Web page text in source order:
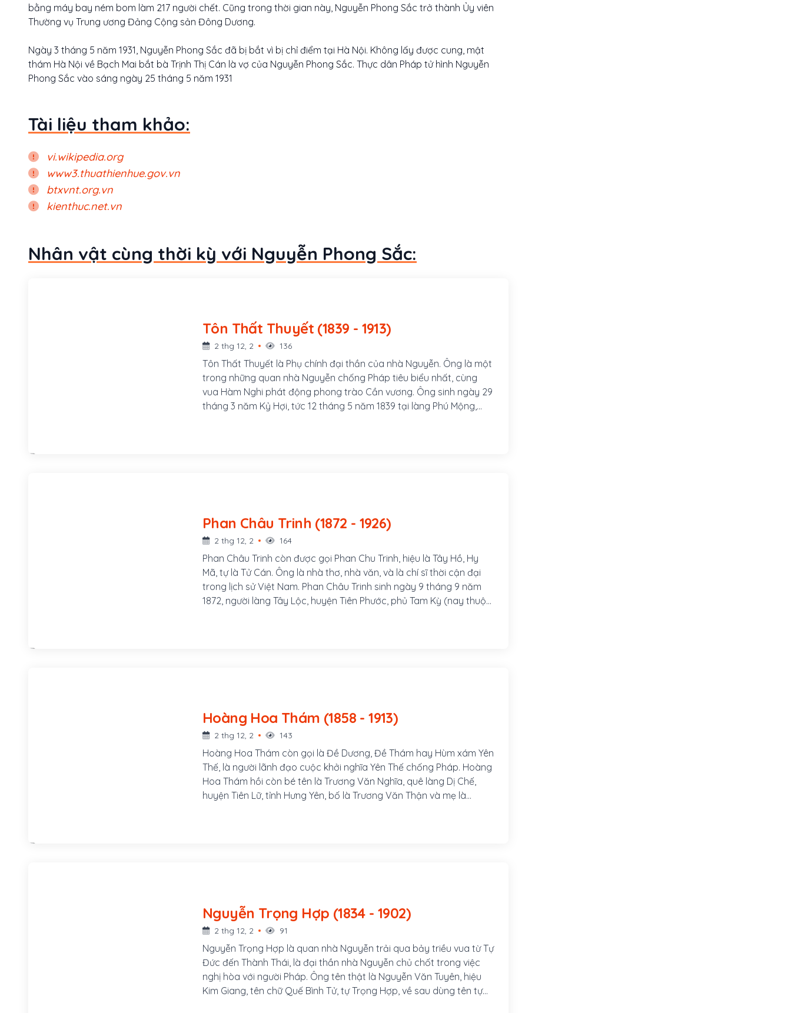
bằng máy bay ném bom làm 217 người chết. Cũng trong thời gian này, Nguyễn Phong Sắc trở thành Ủy viên
Thường vụ Trung ương Đảng Cộng sản Đông Dương.
Ngày 3 tháng 5 năm 1931, Nguyễn Phong Sắc đã bị bắt vì bị chỉ điểm tại Hà Nội. Không lấy được cung, mật
thám Hà Nội về Bạch Mai bắt bà Trịnh Thị Cán là vợ của Nguyễn Phong Sắc. Thực dân Pháp tử hình Nguyễn
Phong Sắc vào sáng ngày 25 tháng 5 năm 1931
Tài liệu tham khảo:
vi.wikipedia.org
www3.thuathienhue.gov.vn
btxvnt.org.vn
kienthuc.net.vn
Nhân vật cùng thời kỳ với Nguyễn Phong Sắc:
Tôn Thất Thuyết (1839 - 1913)
2 thg 12, 2 136
Tôn Thất Thuyết là Phụ chính đại thần của nhà Nguyễn. Ông là một
trong những quan nhà Nguyễn chống Pháp tiêu biểu nhất, cùng
vua Hàm Nghi phát động phong trào Cần vương. Ông sinh ngày 29
tháng 3 năm Kỷ Hợi, tức 12 tháng 5 năm 1839 tại làng Phú Mộng,
Phan Châu Trinh (1872 - 1926)
2 thg 12, 2 164
Phan Châu Trinh còn được gọi Phan Chu Trinh, hiệu là Tây Hồ, Hy
Mã, tự là Tử Cán. Ông là nhà thơ, nhà văn, và là chí sĩ thời cận đại
trong lịch sử Việt Nam. Phan Châu Trinh sinh ngày 9 tháng 9 năm
1872, người làng Tây Lộc, huyện Tiên Phước, phủ Tam Kỳ (nay thuộc
Hoàng Hoa Thám (1858 - 1913)
2 thg 12, 2 143
Hoàng Hoa Thám còn gọi là Đề Dương, Đề Thám hay Hùm xám Yên
Thế, là người lãnh đạo cuộc khởi nghĩa Yên Thế chống Pháp. Hoàng
Hoa Thám hồi còn bé tên là Trương Văn Nghĩa, quê làng Dị Chế,
huyện Tiên Lữ, tỉnh Hưng Yên, bố là Trương Văn Thận và mẹ là
Nguyễn Trọng Hợp (1834 - 1902)
2 thg 12, 2 91
Nguyễn Trọng Hợp là quan nhà Nguyễn trải qua bảy triều vua từ Tự
Đức đến Thành Thái, là đại thần nhà Nguyễn chủ chốt trong việc
nghị hòa với người Pháp. Ông tên thật là Nguyễn Văn Tuyên, hiệu
Kim Giang, tên chữ Quế Bình Tử, tự Trọng Hợp, về sau dùng tên tự